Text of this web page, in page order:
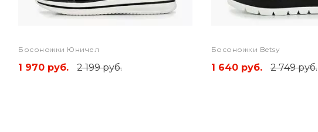
Босоножки Юничел
1 970 руб. 2 199 руб.
Босоножки Betsy
1 640 руб. 2 749 руб.